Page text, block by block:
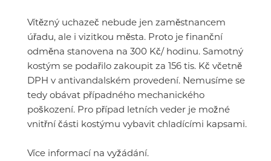
Vítězný uchazeč nebude jen zaměstnancem
úřadu, ale i vizitkou města. Proto je finanční
odměna stanovena na 300 Kč/ hodinu. Samotný
kostým se podařilo zakoupit za 156 tis. Kč včetně
DPH v antivandalském provedení. Nemusíme se
tedy obávat případného mechanického
poškození. Pro případ letních veder je možné
vnitřní části kostýmu vybavit chladícími kapsami.
Více informací na vyžádání.